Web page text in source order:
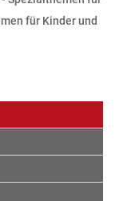
für Kinder und